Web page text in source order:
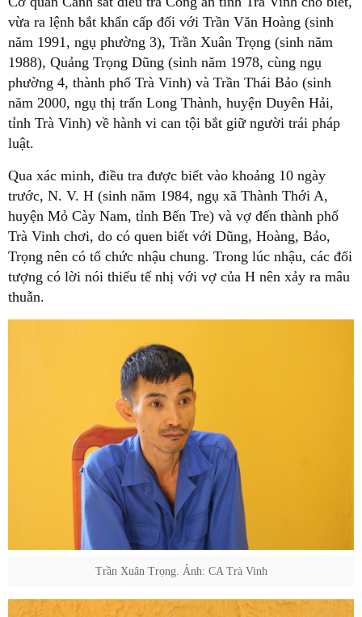
vừa ra lệnh bắt khẩn cấp đối với Trần Văn Hoàng (sinh
năm 1991, ngụ phường 3), Trần Xuân Trọng (sinh năm
1988), Quảng Trọng Dũng (sinh năm 1978, cùng ngụ
phường 4, thành phố Trà Vinh) và Trần Thái Bảo (sinh
năm 2000, ngụ thị trấn Long Thành, huyện Duyên Hải,
tỉnh Trà Vinh) về hành vi can tội bắt giữ người trái pháp
luật.
Qua xác minh, điều tra được biết vào khoảng 10 ngày
trước, N. V. H (sinh năm 1984, ngụ xã Thành Thới A,
huyện Mỏ Cày Nam, tỉnh Bến Tre) và vợ đến thành phố
Trà Vinh chơi, do có quen biết với Dũng, Hoàng, Bảo,
Trọng nên có tổ chức nhậu chung. Trong lúc nhậu, các đối
tượng có lời nói thiếu tế nhị với vợ của H nên xảy ra mâu
thuẫn.
Trần Xuân Trọng. Ảnh: CA Trà Vinh